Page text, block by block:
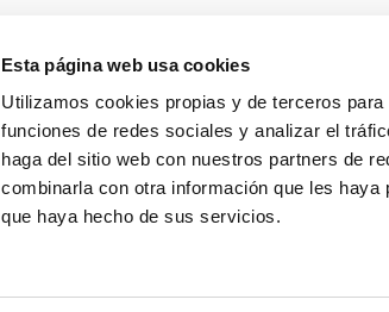
Esta página web usa cookies
Utilizamos cookies propias y de terceros
funciones de redes sociales y analizar el
haga del sitio web con nuestros partners de
combinarla con otra información que les
que haya hecho de sus servicios.
Noticias